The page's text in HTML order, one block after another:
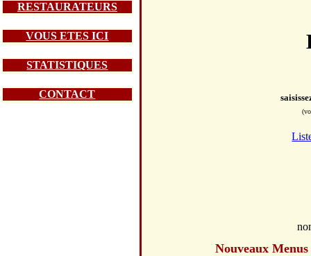
RESTAURATEURS
VOUS ETES ICI
STATISTIQUES
CONTACT
Nouveaux Menus